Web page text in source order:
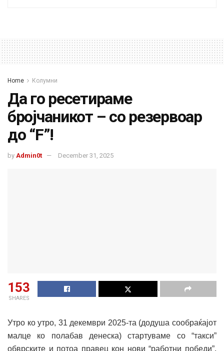
Home Колумни
Да го ресетираме
бројчаникот – со резервоар
до “F”!
by Admin0t December 31, 2025
153
SHARES
Утро ко утро, 31 декември 2025-та (додуша сообраќајот
малце ко полабав денеска) стартуваме со “такси”
обврските и потоа правец кон нови “работни победи”.